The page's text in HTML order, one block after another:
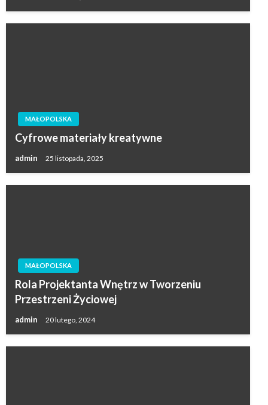
MAŁOPOLSKA
Cyfrowe materiały kreatywne
admin 25 listopada, 2025
MAŁOPOLSKA
Rola Projektanta Wnętrz w Tworzeniu
Przestrzeni Życiowej
admin 20 lutego, 2024